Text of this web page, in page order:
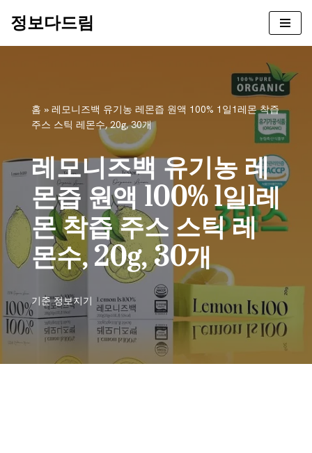
기
정보다드림
홈 » 레모니즈백 유기농 레몬즙 원액 100% 1일1레몬 착즙
주스 스틱 레몬수, 20g, 30개
레모니즈백 유기농 레
몬즙 원액 100% 1일1레
몬 착즙 주스 스틱 레
몬수, 20g, 30개
기준정보지기